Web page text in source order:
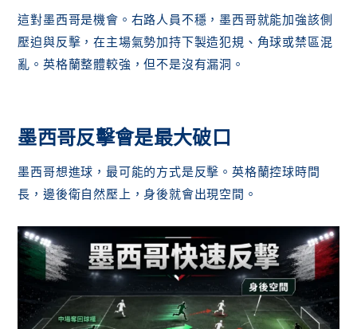
這對墨西哥是機會。右路人員不穩，墨西哥就能加強該側
壓迫與反擊，在主場氣勢加持下製造犯規、角球或禁區混
亂。英格蘭整體較強，但不是沒有漏洞。
墨西哥反擊會是最大破口
墨西哥想進球，最可能的方式是反擊。英格蘭控球時間
長，邊後衛自然壓上，身後就會出現空間。